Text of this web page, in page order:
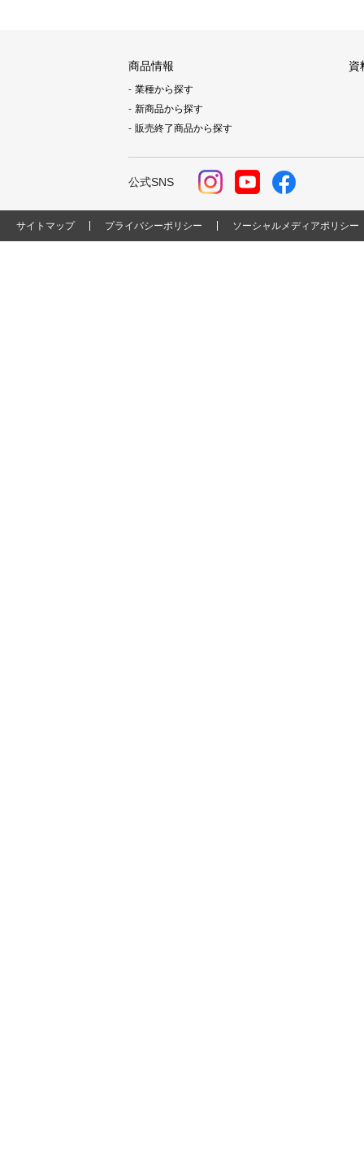
商品情報
業種から探す
新商品から探す
販売終了商品から探す
資
公式SNS
サイトマップ プライバシーポリシー ソーシャルメディアポリシー